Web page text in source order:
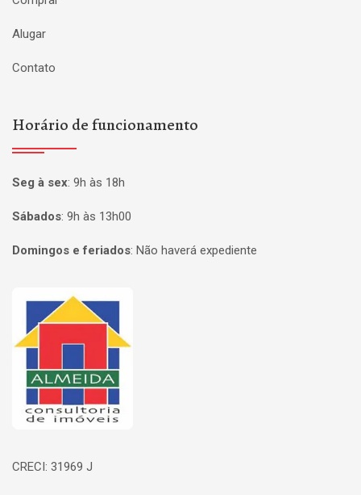
Alugar
Contato
Horário de funcionamento
Seg à sex: 9h às 18h
Sábados: 9h às 13h00
Domingos e feriados: Não haverá expediente
Página inicial
CRECI: 31969 J